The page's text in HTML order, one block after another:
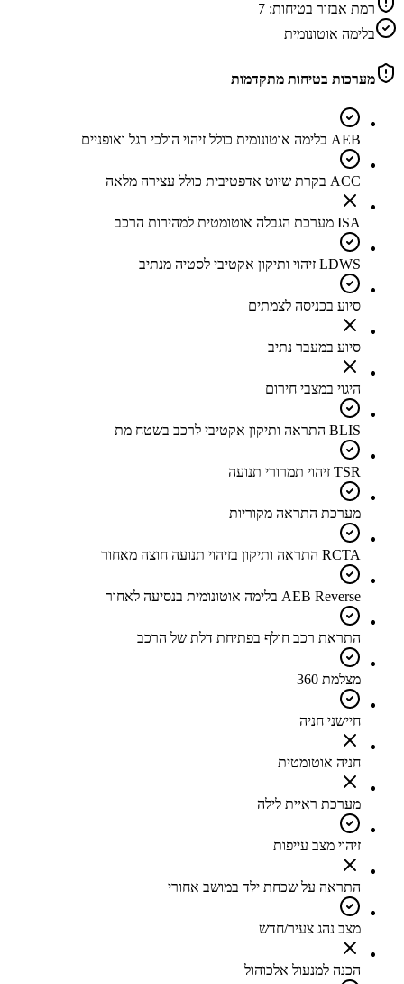
רמת אבזור בטיחות: 7
בלימה אוטונומית
מערכות בטיחות מתקדמות
AEB בלימה אוטונומית כולל זיהוי הולכי רגל ואופניים
ACC בקרת שיוט אדפטיבית כולל עצירה מלאה
ISA מערכת הגבלה אוטומטית למהירות הרכב
LDWS זיהוי ותיקון אקטיבי לסטיה מנתיב
סיוע בכניסה לצמתים
סיוע במעבר נתיב
היגוי במצבי חירום
BLIS התראה ותיקון אקטיבי לרכב בשטח מת
TSR זיהוי תמרורי תנועה
מערכת התראה מקוריות
RCTA התראה ותיקון בזיהוי תנועה חוצה מאחור
AEB Reverse בלימה אוטונומית בנסיעה לאחור
התראת רכב חולף בפתיחת דלת של הרכב
מצלמת 360
חיישני חניה
חניה אוטומטית
מערכת ראיית לילה
זיהוי מצב עייפות
התראה על שכחת ילד במושב אחורי
מצב נהג צעיר/חדש
הכנה למנעול אלכוהול